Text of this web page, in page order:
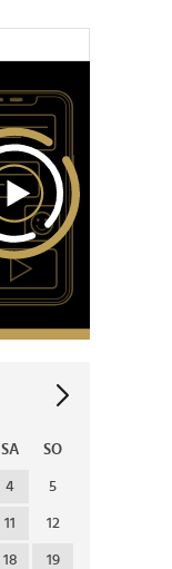
SA SO
4 5
11 12
18 19